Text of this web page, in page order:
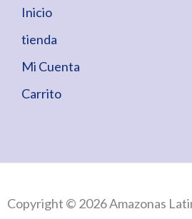
Inicio
tienda
Mi Cuenta
Carrito
Copyright © 2026 Amazonas